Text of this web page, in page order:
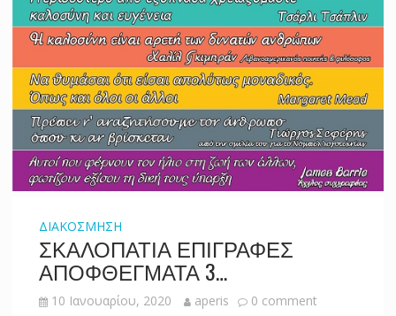
ΔΙΑΚΟΣΜΗΣΗ
ΣΚΑΛΟΠΑΤΙΑ ΕΠΙΓΡΑΦΕΣ
ΑΠΟΦΘΕΓΜΑΤΑ 3…
10 Ιανουαρίου, 2020 aperis 0 comment